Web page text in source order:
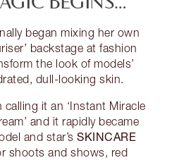
began mixing her own
backstage at fashion
the look of models’
dull-looking skin.
calling it an ‘Instant Miracle
and it rapidly became
and star’s SKINCARE
shoots and shows, red